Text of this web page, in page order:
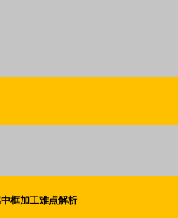
框加工难点解析